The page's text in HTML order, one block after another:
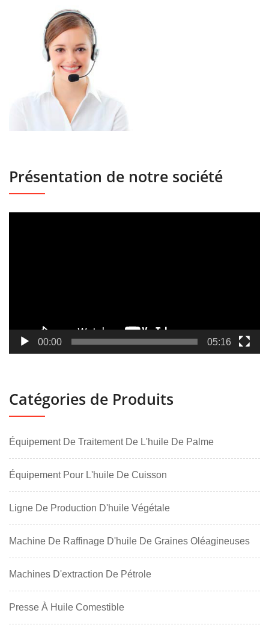
Présentation de notre société
00:00 05:16
Catégories de Produits
Équipement De Traitement De L'huile De Palme
Équipement Pour L'huile De Cuisson
Ligne De Production D'huile Végétale
Machine De Raffinage D'huile De Graines Oléagineuses
Machines D'extraction De Pétrole
Presse À Huile Comestible